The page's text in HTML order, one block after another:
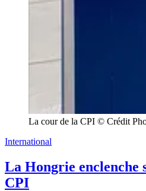
La cour de la CPI © Crédit
International
La Hongrie enclenche
CPI